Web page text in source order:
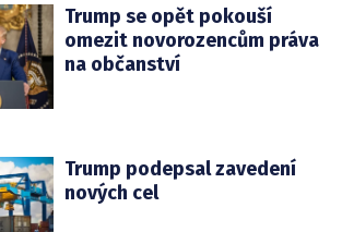
Trump se opět pokouší
omezit novorozencům práva
na občanství
Trump podepsal zavedení
nových cel